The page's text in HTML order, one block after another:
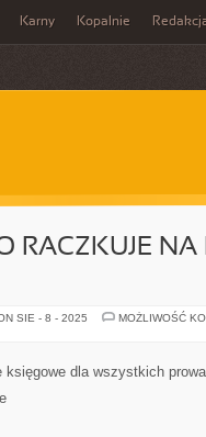
Karny Kopalnie
RACZKUJE NA
SIE - 8 - 2025
MOŻLIWOŚĆ
księgowe dla wszystkich